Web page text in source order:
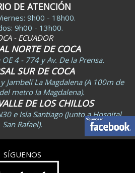
DE ATENCIÓN
9h00 - 18h00.
9h00 - 13h00.
- ECUADOR
NORTE DE COCA
4 - 774 y Av. De la Prensa.
SUR DE COCA
Jambelí La Magdalena (A 100m de
metro la Magdalena).
DE LOS CHILLOS
e Isla Santiago (Junto a Hospital
San Rafael).
SÍGUENOS